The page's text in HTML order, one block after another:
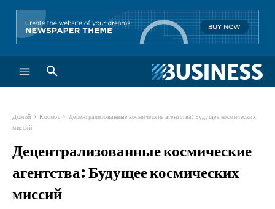
Домой Космос
Децентрализованные космические агентства: Будущее космических
миссий
Децентрализованные космические
агентства: Будущее космических
миссий